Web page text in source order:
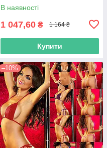
В наявності
1 047,60 ₴ 1 164 ₴
Купити
–10%